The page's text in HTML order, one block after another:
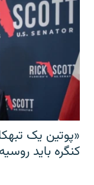
«پوتین یک
کنگره باید